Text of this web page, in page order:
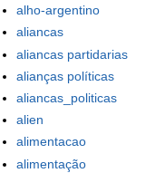
alho-argentino
aliancas
aliancas partidarias
alianças políticas
aliancas_politicas
alien
alimentacao
alimentação